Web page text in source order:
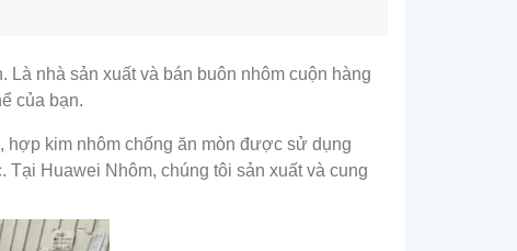
Là nhà sản xuất và bán buôn nhôm cuộn hàng
của bạn.
hợp kim nhôm chống ăn mòn được sử dụng
Huawei Nhôm, chúng tôi sản xuất và cung